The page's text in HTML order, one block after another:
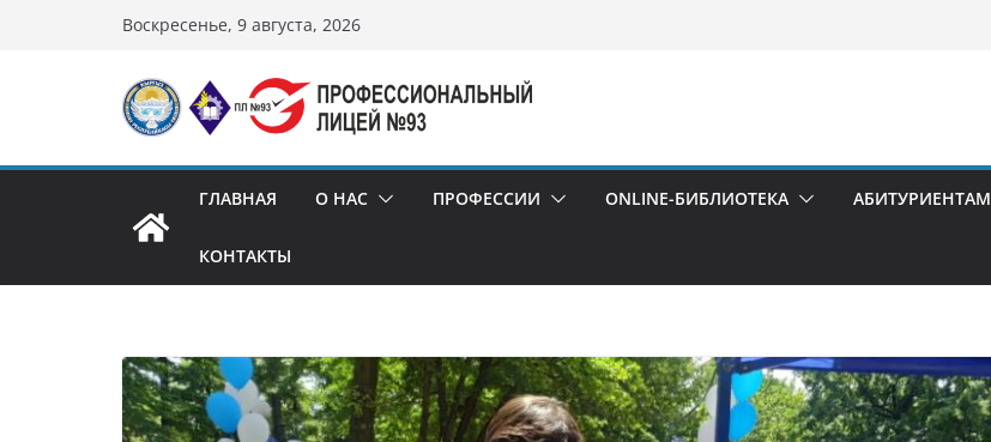
содержимому
Воскресенье, 9 августа, 2026
ГЛАВНАЯ О НАС ПРОФЕССИИ ONLINE-БИБЛИОТЕКА АБИТУРИЕНТАМ
КОНТАКТЫ